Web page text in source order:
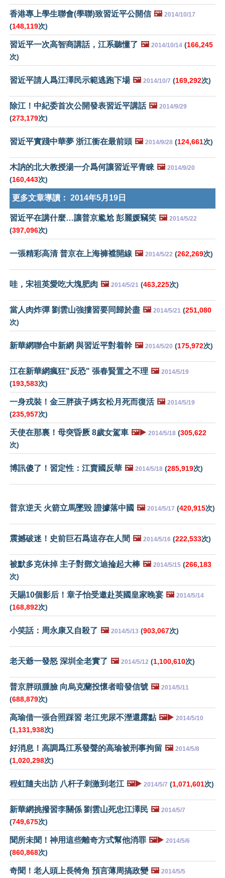
香港專上學生聯會(學聯)致習近平公開信 🖼️ 2014/10/17
(148,119次)
習近平一次高智商講話，江系聽懂了 🖼️ 2014/10/14 (166,245
次)
習近平請人爲江澤民示範逃跑下場 🖼️ 2014/10/7 (169,292次)
除江！中紀委首次公開發表習近平講話 🖼️ 2014/9/29
(273,179次)
習近平實踐中華夢 浙江衝在最前頭 🖼️ 2014/9/28 (124,661次)
木訥的北大教授湯一介爲何讓習近平青睞 🖼️ 2014/9/20
(160,443次)
更多文章導讀： 2014年5月19日
習近平在講什麼…讓普京尷尬 彭麗媛竊笑 🖼️ 2014/5/22
(397,096次)
一張精彩高清 普京在上海褲襠開線 🖼️ 2014/5/22 (262,269次)
哇，宋祖英愛吃大塊肥肉 🖼️ 2014/5/21 (463,225次)
當人肉炸彈 劉雲山強摟習要同歸於盡 🖼️ 2014/5/21 (251,080
次)
新華網聯合中新網 與習近平對着幹 🖼️ 2014/5/20 (175,972次)
江在新華網瘋狂"反恐" 張春賢置之不理 🖼️ 2014/5/19
(193,583次)
一身戎裝！金三胖孩子媽玄松月死而復活 🖼️ 2014/5/19
(235,957次)
天使在那裏！母突昏厥 8歲女駕車 🖼️▶️ 2014/5/18 (305,622
次)
博訊傻了！習定性：江賣國反華 🖼️ 2014/5/18 (285,919次)
普京逆天 火箭立馬墜毀 證據落中國 🖼️ 2014/5/17 (420,915次)
震撼破迷！史前巨石爲這存在人間 🖼️ 2014/5/16 (222,533次)
被默多克休掉 主子對鄧文迪掄起大棒 🖼️ 2014/5/15 (266,183
次)
天賜10個影后！章子怡受邀赴英國皇家晚宴 🖼️ 2014/5/14
(168,892次)
小笑話：周永康又自殺了 🖼️ 2014/5/13 (903,067次)
老天爺一發怒 深圳全老實了 🖼️ 2014/5/12 (1,100,610次)
普京胖頭腫臉 向烏克蘭投懷者暗發信號 🖼️ 2014/5/11
(688,879次)
高瑜借一張合照踩習 老江兜尿不溼還露點 🖼️▶️ 2014/5/10
(1,131,938次)
好消息！高調爲江系發聲的高瑜被刑事拘留 🖼️ 2014/5/8
(1,020,298次)
程虹隨夫出訪 八杆子刺激到老江 🖼️▶️ 2014/5/7 (1,071,601次)
新華網挑撥習李關係 劉雲山死忠江澤民 🖼️ 2014/5/7
(749,675次)
聞所未聞！神用這些離奇方式幫他消罪 🖼️▶️ 2014/5/6
(860,868次)
奇聞！老人頭上長犄角 預言薄周搞政變 🖼️ 2014/5/5